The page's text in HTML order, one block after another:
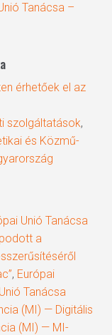
Tanácsa –
érhetőek el az
szolgáltatások,
és Közmű-
Unió Tanácsa
a
, Európai
Tanácsa
(MI) — Digitális
(MI) — MI-